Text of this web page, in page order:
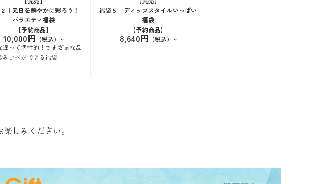
｜元日を鮮やかに彩ろう！
バラエティ福袋
【予約商品】
10,000円
違って個性的！さまざまな品
み比べができる福袋
福袋５｜ディップスタイルいっぱい
福袋
【予約商品】
8,640円
しみください。